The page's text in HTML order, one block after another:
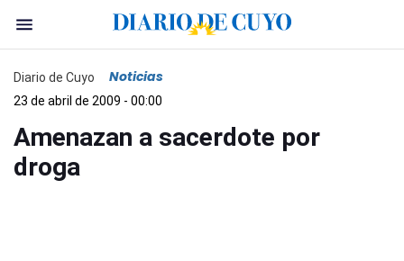
Diario de Cuyo Noticias
23 de abril de 2009 - 00:00
Amenazan a sacerdote por
droga